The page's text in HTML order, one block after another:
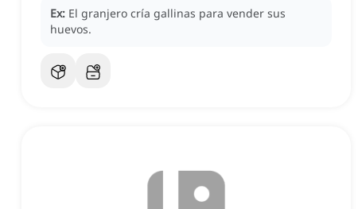
Ex: El granjero cría gallinas para vender sus
huevos.